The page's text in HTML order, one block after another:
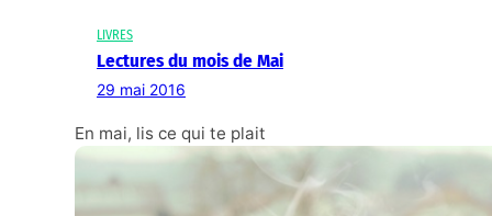
LIVRES
Lectures du mois de Mai
29 mai 2016
En mai, lis ce qui te plait